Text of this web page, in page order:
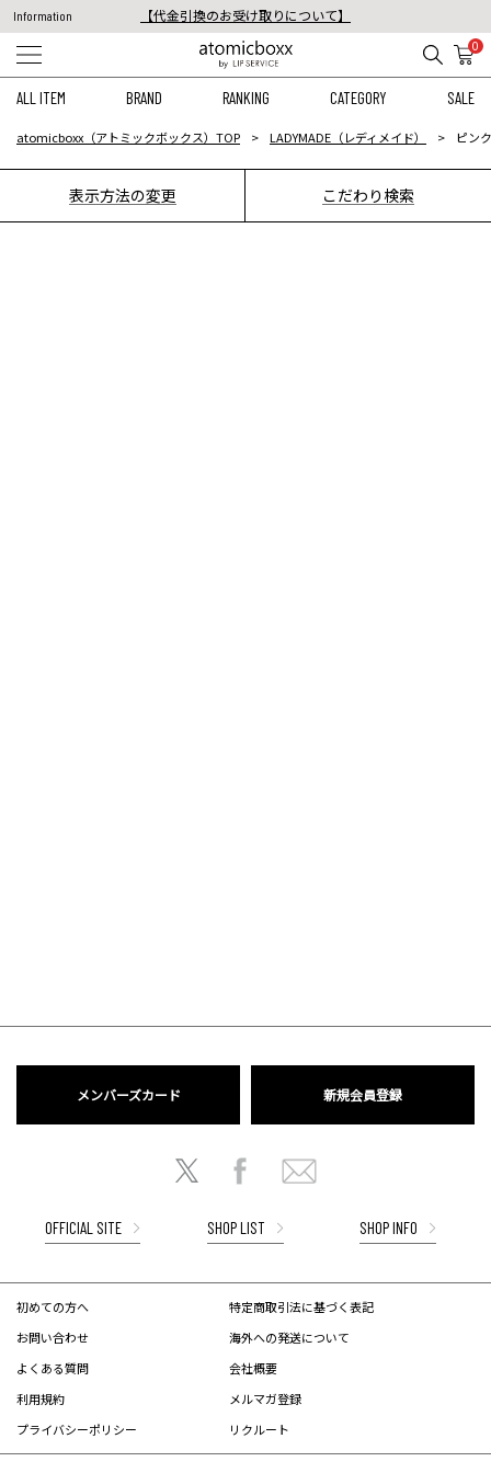
Information
【代金引換のお受け取りについて】
税込11,000円以上のご注文で送料無料！
0
ALL ITEM BRAND RANKING CATEGORY SALE
atomicboxx（アトミックボックス）TOP LADYMADE（レディメイド） ピン
表示方法の変更 こだわり検索
メンバーズカード 新規会員登録
OFFICIAL SITE SHOP LIST SHOP INFO
初めての方へ
お問い合わせ
よくある質問
利用規約
プライバシーポリシー
特定商取引法に基づく表記
海外への発送について
会社概要
メルマガ登録
リクルート